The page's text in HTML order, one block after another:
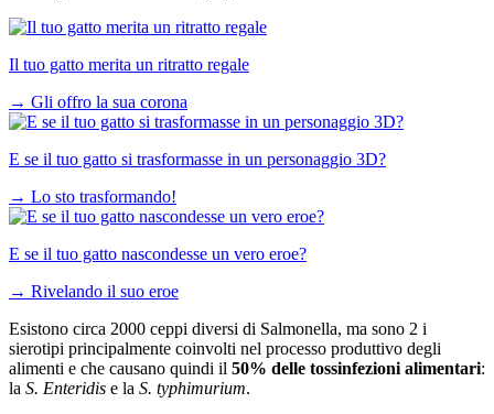
Il tuo gatto merita un ritratto regale
→ Gli offro la sua corona
E se il tuo gatto si trasformasse in un personaggio 3D?
→ Lo sto trasformando!
E se il tuo gatto nascondesse un vero eroe?
→ Rivelando il suo eroe
Esistono circa 2000 ceppi diversi di Salmonella, ma sono 2 i
sierotipi principalmente coinvolti nel processo produttivo degli
alimenti e che causano quindi il 50% delle tossinfezioni alimentari:
la S. Enteridis e la S. typhimurium.